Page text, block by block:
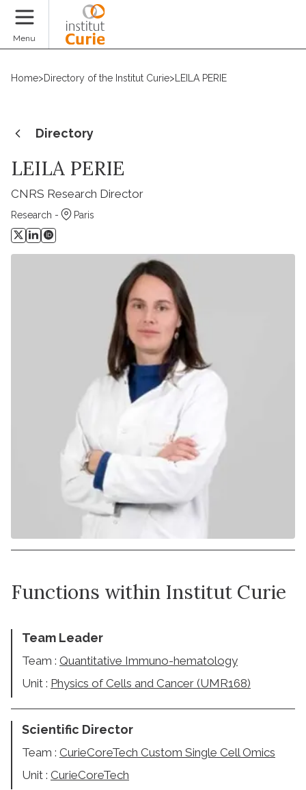
Menu
Home>Directory of the Institut Curie> LEILA PERIE
Directory
LEILA PERIE
CNRS Research Director
Research - Paris
Functions within Institut Curie
Team Leader
Team : Quantitative Immuno-hematology
Unit : Physics of Cells and Cancer (UMR168)
Scientific Director
Team : CurieCoreTech Custom Single Cell Omics
Unit : CurieCoreTech